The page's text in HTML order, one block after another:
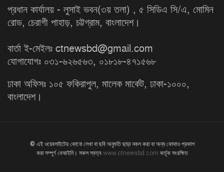
প্রধান কার্যালয় - লুসাই ভবন(৩য় তলা) , ৫ সিডিএ সি/এ, মোমিন
রোড, চেরাগী পাহাড়, চট্টগ্রাম, বাংলাদেশ।
বার্তা ই-মেইলঃ ctnewsbd@gmail.com
যোগাযোগঃ ০৩১-৬২৬৫৬৩, ০১৮১৮-৪৭১৫৬৮
ঢাকা অফিসঃ ১০৫ ফকিরাপুল, মালেক মার্কেট, ঢাকা-১০০০,
বাংলাদেশ।
© এই ওয়েবসাইটের কোনো লেখা বা ছবি অনুমতি ছাড়া নকল করা বা অন্য কোথাও প্রকাশ
করা সম্পূর্ণ বেআইনি। সকল স্বত্ব www.ctnewsbd.com কর্তৃক সংরক্ষিত